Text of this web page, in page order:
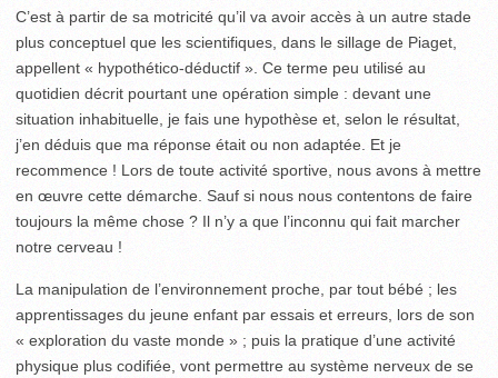
C’est à partir de sa motricité qu’il va avoir accès à un autre stade
plus conceptuel que les scientifiques, dans le sillage de Piaget,
appellent « hypothético-déductif ». Ce terme peu utilisé au
quotidien décrit pourtant une opération simple : devant une
situation inhabituelle, je fais une hypothèse et, selon le résultat,
j’en déduis que ma réponse était ou non adaptée. Et je
recommence ! Lors de toute activité sportive, nous avons à mettre
en œuvre cette démarche. Sauf si nous nous contentons de faire
toujours la même chose ? Il n’y a que l’inconnu qui fait marcher
notre cerveau !
La manipulation de l’environnement proche, par tout bébé ; les
apprentissages du jeune enfant par essais et erreurs, lors de son
« exploration du vaste monde » ; puis la pratique d’une activité
physique plus codifiée, vont permettre au système nerveux de se